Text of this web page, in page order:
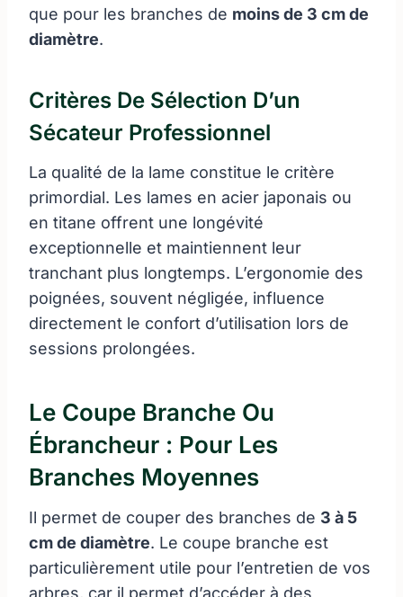
que pour les branches de moins de 3 cm de
diamètre.
Critères De Sélection D’un
Sécateur Professionnel
La qualité de la lame constitue le critère
primordial. Les lames en acier japonais ou
en titane offrent une longévité
exceptionnelle et maintiennent leur
tranchant plus longtemps. L’ergonomie des
poignées, souvent négligée, influence
directement le confort d’utilisation lors de
sessions prolongées.
Le Coupe Branche Ou
Ébrancheur : Pour Les
Branches Moyennes
Il permet de couper des branches de 3 à 5
cm de diamètre. Le coupe branche est
particulièrement utile pour l’entretien de vos
arbres, car il permet d’accéder à des